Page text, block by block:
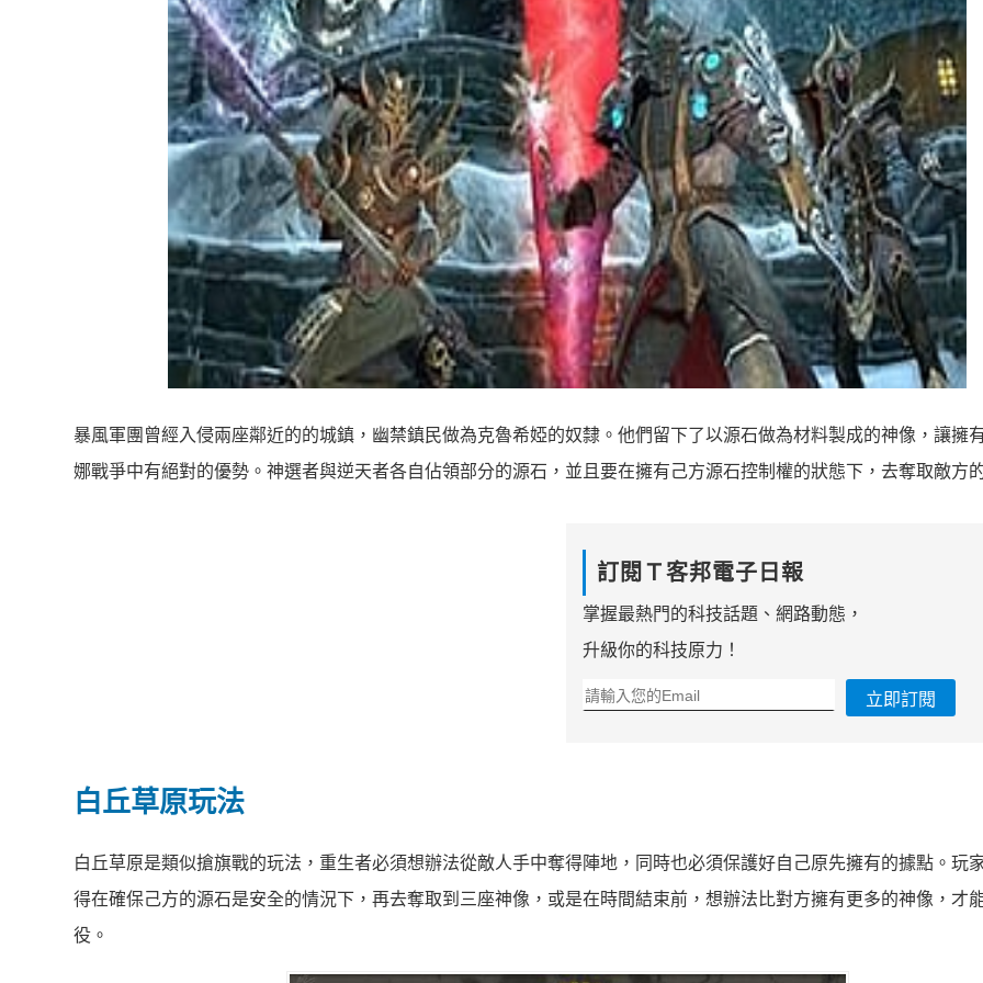
暴風軍團曾經入侵兩座鄰近的的城鎮，幽禁鎮民做為克魯希婭的奴隸。他們留下了以源石做為材料製成的神像，讓擁
娜戰爭中有絕對的優勢。神選者與逆天者各自佔領部分的源石，並且要在擁有己方源石控制權的狀態下，去奪取敵方
訂閱Ｔ客邦電子日報
掌握最熱門的科技話題、網路動態，
升級你的科技原力！
立即訂閱
白丘草原玩法
白丘草原是類似搶旗戰的玩法，重生者必須想辦法從敵人手中奪得陣地，同時也必須保護好自己原先擁有的據點。玩
得在確保己方的源石是安全的情況下，再去奪取到三座神像，或是在時間結束前，想辦法比對方擁有更多的神像，才
役。